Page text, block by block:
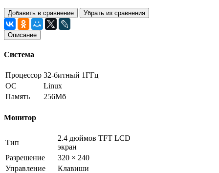
Добавить в сравнение Убрать из сравнения
Описание
Система
Процессор 32-битный 1ГГц
ОС
Linux
Память
256Мб
Монитор
Тип
2.4 дюймов TFT LCD
экран
Разрешение
320 × 240
Управление
Клавиши